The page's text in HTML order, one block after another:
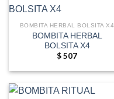
BOMBITA HERBAL BOLSITA X4
BOMBITA HERBAL
BOLSITA X4
$507